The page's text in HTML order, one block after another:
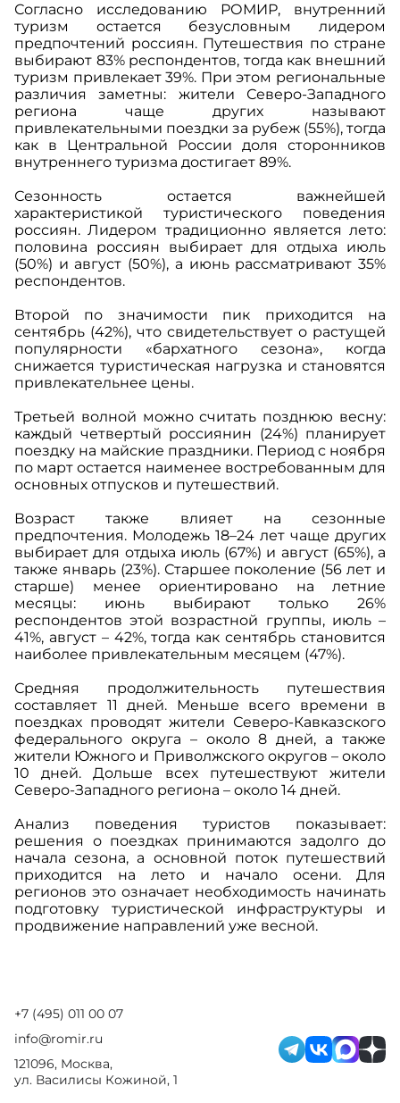
Согласно исследованию РОМИР, внутренний
туризм остается безусловным лидером
предпочтений россиян. Путешествия по стране
выбирают 83% респондентов, тогда как внешний
туризм привлекает 39%. При этом региональные
различия заметны: жители Северо-Западного
региона чаще других называют
привлекательными поездки за рубеж (55%), тогда
как в Центральной России доля сторонников
внутреннего туризма достигает 89%.
Сезонность остается важнейшей
характеристикой туристического поведения
россиян. Лидером традиционно является лето:
половина россиян выбирает для отдыха июль
(50%) и август (50%), а июнь рассматривают 35%
респондентов.
Второй по значимости пик приходится на
сентябрь (42%), что свидетельствует о растущей
популярности «бархатного сезона», когда
снижается туристическая нагрузка и становятся
привлекательнее цены.
Третьей волной можно считать позднюю весну:
каждый четвертый россиянин (24%) планирует
поездку на майские праздники. Период с ноября
по март остается наименее востребованным для
основных отпусков и путешествий.
Возраст также влияет на сезонные
предпочтения. Молодежь 18–24 лет чаще других
выбирает для отдыха июль (67%) и август (65%), а
также январь (23%). Старшее поколение (56 лет и
старше) менее ориентировано на летние
месяцы: июнь выбирают только 26%
респондентов этой возрастной группы, июль –
41%, август – 42%, тогда как сентябрь становится
наиболее привлекательным месяцем (47%).
Средняя продолжительность путешествия
составляет 11 дней. Меньше всего времени в
поездках проводят жители Северо-Кавказского
федерального округа – около 8 дней, а также
жители Южного и Приволжского округов – около
10 дней. Дольше всех путешествуют жители
Северо-Западного региона – около 14 дней.
Анализ поведения туристов показывает:
решения о поездках принимаются задолго до
начала сезона, а основной поток путешествий
приходится на лето и начало осени. Для
регионов это означает необходимость начинать
подготовку туристической инфраструктуры и
продвижение направлений уже весной.
+7 (495) 011 00 07
info@romir.ru
121096, Москва,
ул. Василисы Кожиной, 1